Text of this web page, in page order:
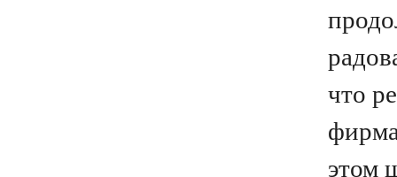
что
этом